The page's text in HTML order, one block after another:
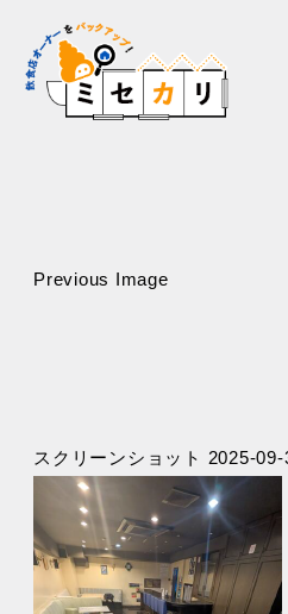
Previous Image
スクリーンショット 2025-